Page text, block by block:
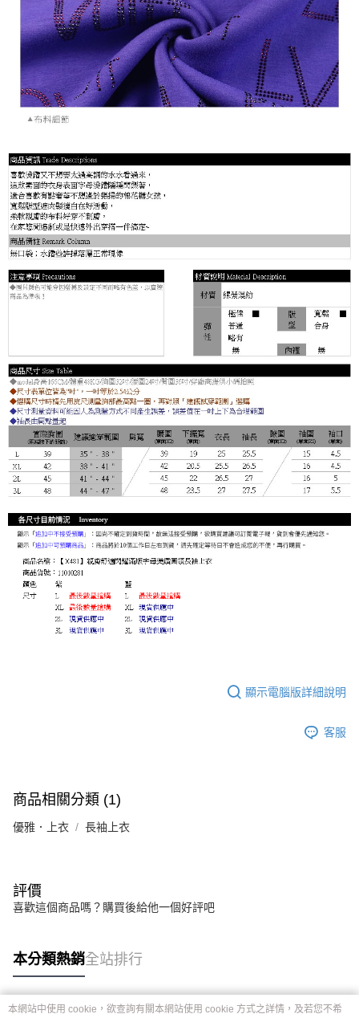
顯示電腦版詳細說明
客服
商品相關分類 (1)
優雅．上衣 長袖上衣
評價
喜歡這個商品嗎？購買後給他一個好評吧
本分類熱銷全站排行
本網站中使用 cookie，欲查詢有關本網站使用 cookie 方式之詳情，及若您不希